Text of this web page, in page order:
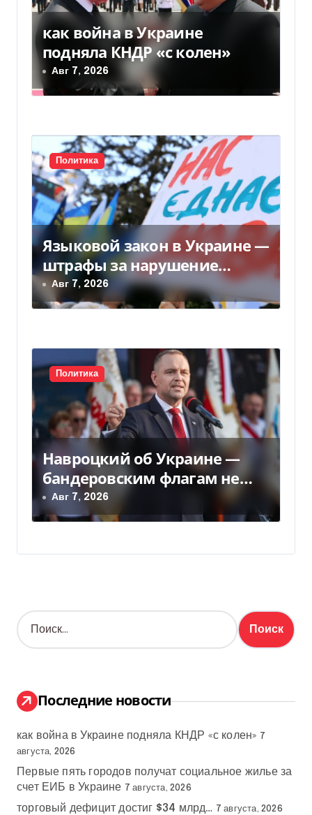
о
з
а
п
и
с
я
м
как война в Украине
подняла КНДР «с колен»
Авг 7, 2026
Политика
Языковой закон в Украине —
штрафы за нарушение
вырастут до 170 тысяч
Авг 7, 2026
Политика
Навроцкий об Украине —
бандеровским флагам не
место в Польше
Авг 7, 2026
Н
а
:
Последние новости
как война в Украине подняла КНДР «с колен» 7
августа, 2026
Первые пять городов получат социальное жилье за
счет ЕИБ в Украине 7 августа, 2026
торговый дефицит достиг $34 млрд… 7 августа, 2026